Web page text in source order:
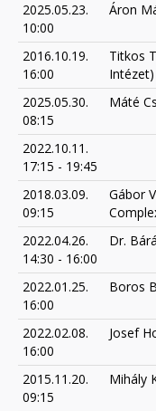
2025.05.23.
10:00
Áron
2016.10.19.
16:00
Titkos
Intézet)
2025.05.30.
08:15
Máté
2022.10.11.
17:15 - 19:45
2018.03.09.
09:15
Gábor
2022.04.26.
14:30 - 16:00
Dr.
2022.01.25.
16:00
Boros
2022.02.08.
16:00
Josef
2015.11.20.
09:15
Mihály